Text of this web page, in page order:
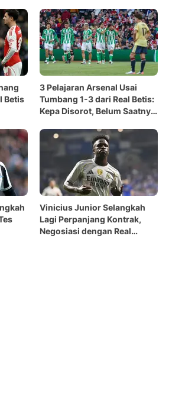
Betis
3 Pelajaran Arsenal Usai
Tumbang 1-3 dari Real Betis:
Kepa Disorot, Belum Saatnya
Vinicius Junior Selangkah
Lagi Perpanjang Kontrak,
Negosiasi dengan Real